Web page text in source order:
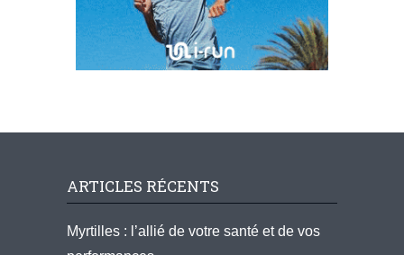
ARTICLES RÉCENTS
Myrtilles : l’allié de votre santé et de vos